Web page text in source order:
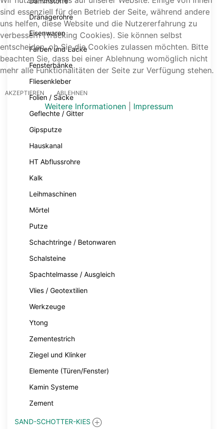
Dränagerohre
Eisenwaren
Farben und Lacke
Fensterbänke
Fliesenkleber
Folien / Säcke
Geflechte / Gitter
Gipsputze
Hauskanal
HT Abflussrohre
Kalk
Leihmaschinen
Mörtel
Putze
Schachtringe / Betonwaren
Schalsteine
Spachtelmasse / Ausgleich
Vlies / Geotextilien
Werkzeuge
Ytong
Zementestrich
Ziegel und Klinker
Elemente (Türen/Fenster)
Kamin Systeme
Zement
SAND-SCHOTTER-KIES
sind essenziell für den Betrieb der Seite, während andere
uns helfen, diese Website und die Nutzererfahrung zu
verbessern (Tracking Cookies). Sie können selbst
entscheiden, ob Sie die Cookies zulassen möchten. Bitte
beachten Sie, dass bei einer Ablehnung womöglich nicht
mehr alle Funktionalitäten der Seite zur Verfügung stehen.
AKZEPTIEREN ABLEHNEN
Weitere Informationen Impressum